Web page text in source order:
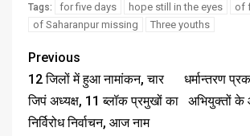
Tags: for five days hope still in the eyes
of
of Saharanpur missing
Three youths
Previous
12 जिलों में हुआ नामांकन, चार
जिपं अध्यक्ष, 11 ब्लॉक प्रमुखों का
निर्विरोध निर्वाचन, आज नाम
धर्मान्तरण
अभियुक्तों